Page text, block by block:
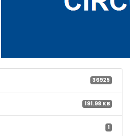
36925
191.98 KB
1